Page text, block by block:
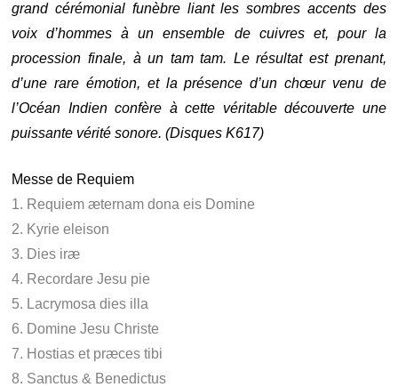
grand cérémonial funèbre liant les sombres accents des
voix d’hommes à un ensemble de cuivres et, pour la
procession finale, à un tam tam. Le résultat est prenant,
d’une rare émotion, et la présence d’un chœur venu de
l’Océan Indien confère à cette véritable découverte une
puissante vérité sonore. (Disques K617)
Messe de Requiem
1. Requiem æternam dona eis Domine
2. Kyrie eleison
3. Dies iræ
4. Recordare Jesu pie
5. Lacrymosa dies illa
6. Domine Jesu Christe
7. Hostias et præces tibi
8. Sanctus & Benedictus